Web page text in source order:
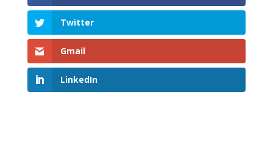
Twitter
Gmail
LinkedIn